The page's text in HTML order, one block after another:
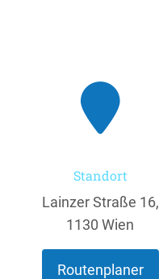
Standort
Lainzer Straße 16,
1130 Wien
Routenplaner